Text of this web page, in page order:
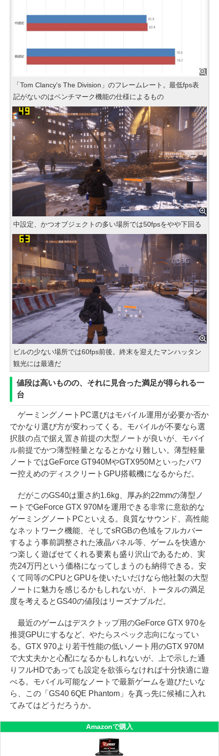
「Tom Clancy's The Division」のフレームレート。最低fps表
記がないのはベンチマーク機能の仕様によるもの
中設定、かつオブジェクトの多い場所では50fpsをやや下回る
ビルの少ない場所では60fps前後。終末を迎えたマンハッタン
観光には最適だ
値段は高いものの、それに見合った満足が得られる一
台
ゲーミングノートPC選びはモバイル運用が必要か否か
でかなり選び方が変わってくる。モバイルが不要なら選
択肢の点で据え置き前提の大型ノートが良いが、モバイ
ル前提でかつ薄型軽量となるとかなり難しい。薄型軽量
ノートではGeForce GT940MやGTX950Mといったパワ
ー控えめのディスクリートGPU搭載機になるからだ。
だがこのGS40は重さ約1.6kg、厚み約22mmの薄型ノ
ートでGeForce GTX 970Mを運用できる非常に意欲的な
ゲーミングノートPCといえる。良質なサウンド、高性能
なネットワーク機能、そしてsRGBの色域をフルカバー
するよう事前調整された液晶パネル等、ゲームを快適か
つ楽しく遊ばせてくれる要素も盛り沢山であるため、実
売24万円という価格になってしまうのも納得できる。安
くて同等のCPUとGPUを使いたいだけなら他社製の大型
ノートに魅力を感じるかもしれないが、トータルの満足
度を考えるとGS40の値段はリーズナブルだ。
最近のゲームはデスクトップ用のGeForce GTX 970を
推奨GPUにするなど、やたらスペック志向になってい
る。GTX 970より若干性能の低いノート用のGTX 970M
で大丈夫かと心配になるかもしれないが、上で示した通
りフルHDであっても設定を欲張らなければ十分快適に遊
べる。モバイル可能なノートで最新ゲームを遊びたいな
ら、この「GS40 6QE Phantom」を真っ先に候補に入れ
てみてはどうだろうか。
Amazonで購入